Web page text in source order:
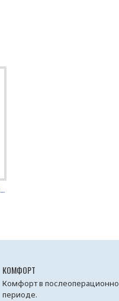
Крем с эффектом длительного лифтинга TEBISKIN® B-Booster
КОМФОРТ
Комфорт в
периоде.